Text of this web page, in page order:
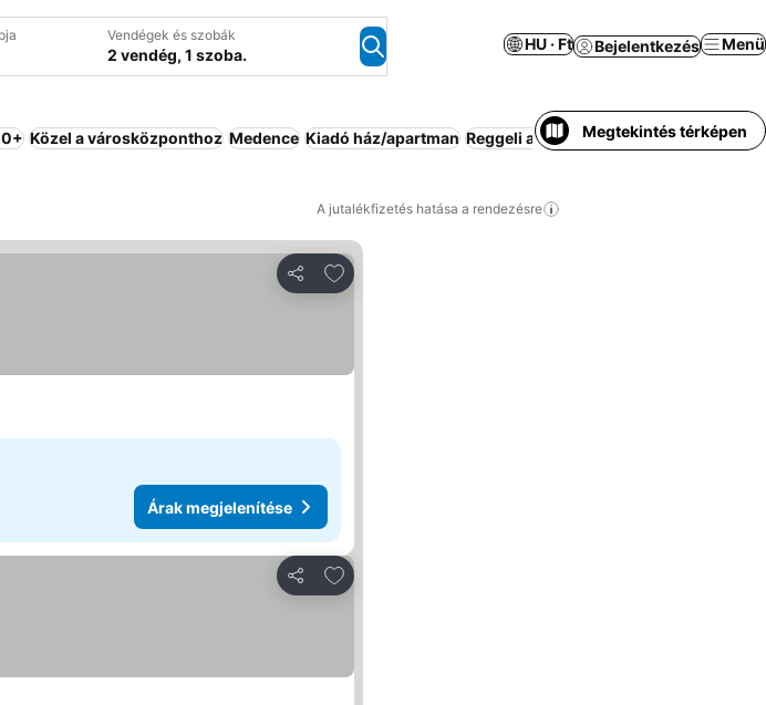
Vendégek és szobák
2 vendég, 1 szoba.
HU · Ft Bejelentkezés Menü
Közel a városközponthoz Medence Kiadó ház/apartman Reggeli az árban Kedvező árú Parkoló
Megtekintés térképen
A jutalékfizetés hatása a rendezésre
Megosztás
Hozzáadás a kedvencekhez
Árak megjelenítése
Megosztás
Hozzáadás a kedvencekhez